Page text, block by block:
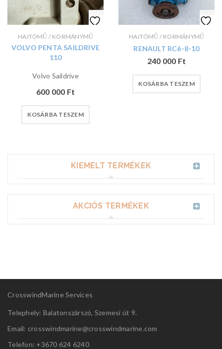
HAJTÓMŰ / KORMÁNYMŰ
VOLVO PENTA SAILDRIVE
110
Volvo Saildrive
600 000 Ft
KOSÁRBA TESZEM
HAJTÓMŰ / KORMÁNYMŰ
RENAULT RC6-8-10
240 000 Ft
KOSÁRBA TESZEM
KIEMELT TERMÉKEK
AKCIÓS TERMÉKEK
CrosswindMarine Services
Telephely: Balatonszárszó, Szemesi út 9.
Email: crosswindmarine@crosswindmarine.com
Telefon: +3670 624 6240